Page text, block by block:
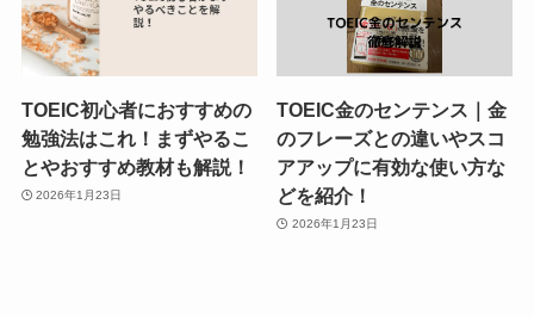
TOEIC初心者におすすめの
勉強法はこれ！まずやるこ
とやおすすめ教材も解説！
2026年1月23日
TOEIC金のセンテンス｜金
のフレーズとの違いやスコ
アアップに有効な使い方な
どを紹介！
2026年1月23日